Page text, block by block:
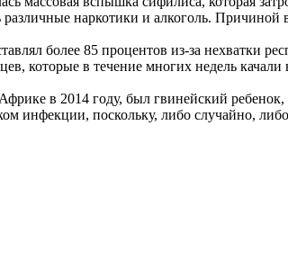
различные наркотики и алкоголь.
более 85 процентов из-за нехватки
которые в течение многих недель
в 2014 году, был гвинейский
поскольку, либо случайно,